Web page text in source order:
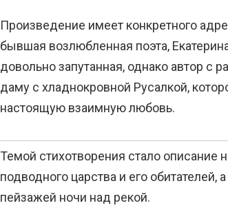
Произведение имеет конкретного
бывшая возлюбленная поэта,
довольно запутанная, однако автор с
даму с хладнокровной Русалкой,
настоящую взаимную любовь.
Темой стихотворения стало описание
подводного царства и его
пейзажей ночи над рекой.